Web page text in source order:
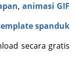
, animasi GIF
spanduk
secara gratis